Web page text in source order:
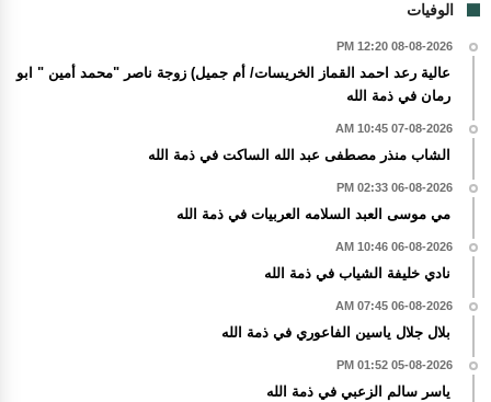
الوفيات
08-08-2026 12:20 PM
عالية رعد احمد القماز الخريسات/ أم جميل) زوجة ناصر "محمد أمين " ابو
رمان في ذمة الله
07-08-2026 10:45 AM
الشاب منذر مصطفى عبد الله الساكت في ذمة الله
06-08-2026 02:33 PM
مي موسى العبد السلامه العربيات في ذمة الله
06-08-2026 10:46 AM
نادي خليفة الشياب في ذمة الله
06-08-2026 07:45 AM
بلال جلال ياسين الفاعوري في ذمة الله
05-08-2026 01:52 PM
ياسر سالم الزعبي في ذمة الله